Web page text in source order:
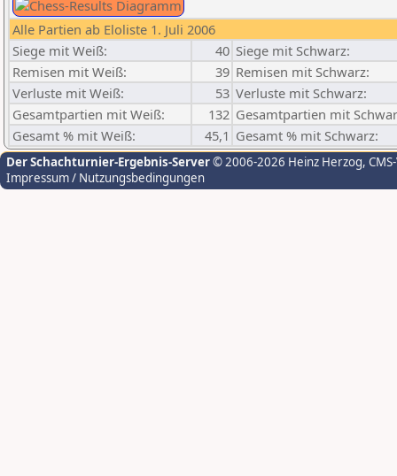
Alle Partien ab Eloliste 1. Juli 2006
Siege mit Weiß:
40 Siege mit Schwarz:
Remisen mit Weiß:
39 Remisen mit Schwarz:
Verluste mit Weiß:
53 Verluste mit Schwarz:
Gesamtpartien mit Weiß:
132 Gesamtpartien mit
Gesamt % mit Weiß:
45,1 Gesamt % mit Schwarz:
Der Schachturnier-Ergebnis-Server© 2006-2026 Heinz Herzog,
Impressum / Nutzungsbedingungen